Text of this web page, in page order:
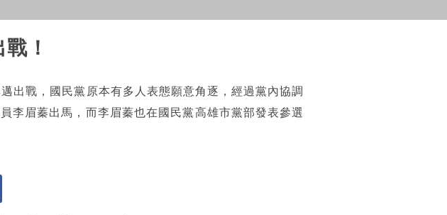
！
出戰，國民黨原本有多人表態願意角逐，經過黨內協調
李眉蓁出馬，而李眉蓁也在國民黨高雄市黨部發表參選